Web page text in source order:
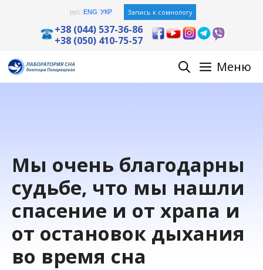
содержимому
рус ENG УКР Запись к сомнологу
+38 (044) 537-36-86
+38 (050) 410-75-57
Меню
Мы очень благодарны
судьбе, что мы нашли
спасение и от храпа и
от остановок дыхания
во время сна